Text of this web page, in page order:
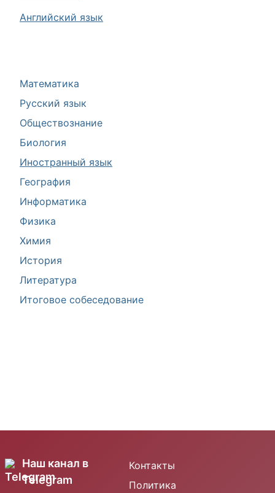
Математика
Русский язык
Обществознание
Биология
Иностранный язык
География
Информатика
Физика
Химия
История
Литература
Итоговое собеседование
Английский язык
Наш канал в
Telegram
Контакты
Политика